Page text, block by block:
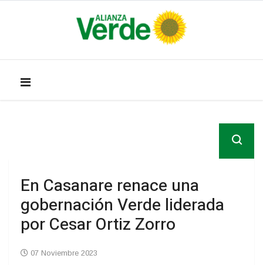
En Casanare renace una
gobernación Verde liderada
por Cesar Ortiz Zorro
07 Noviembre 2023